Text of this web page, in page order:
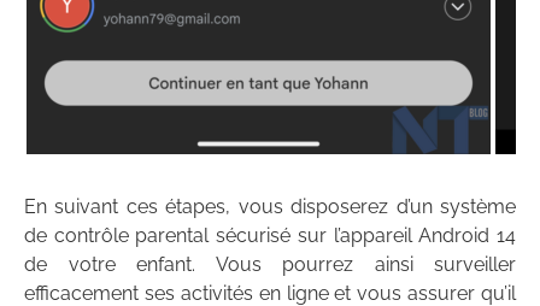
En suivant ces étapes, vous disposerez d’un système
de contrôle parental sécurisé sur l’appareil Android 14
de votre enfant. Vous pourrez ainsi surveiller
efficacement ses activités en ligne et vous assurer qu’il